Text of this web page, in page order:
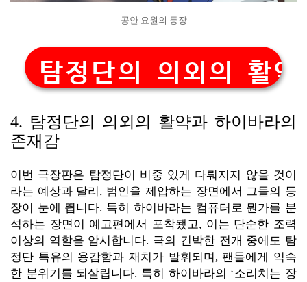
공안 요원의 등장
탐정단의 의외의 활약
4. 탐정단의 의외의 활약과 하이바라의
존재감
이번 극장판은 탐정단이 비중 있게 다뤄지지 않을 것이
라는 예상과 달리, 범인을 제압하는 장면에서 그들의 등
장이 눈에 띕니다. 특히 하이바라는 컴퓨터로 뭔가를 분
석하는 장면이 예고편에서 포착됐고, 이는 단순한 조력
이상의 역할을 암시합니다. 극의 긴박한 전개 중에도 탐
정단 특유의 용감함과 재치가 발휘되며, 팬들에게 익숙
한 분위기를 되살립니다. 특히 하이바라의 ‘소리치는 장